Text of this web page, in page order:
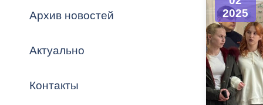
городского
ОРВ и
Архив новостей
Актуально
Контакты
2025